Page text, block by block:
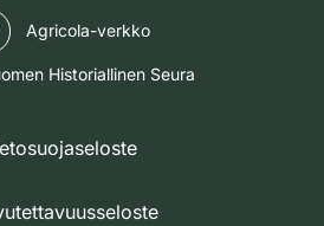
Agricola-verkko
Historiallinen Seura